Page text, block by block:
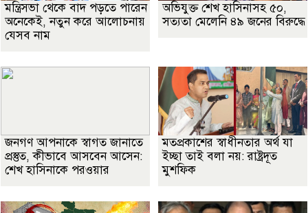
মন্ত্রিসভা থেকে বাদ পড়তে পারেন
অনেকেই, নতুন করে আলোচনায়
যেসব নাম
অভিযুক্ত শেখ হাসিনাসহ ৫০,
সত্যতা মেলেনি ৪৯ জনের বিরুদ্ধে
জনগণ আপনাকে স্বাগত জানাতে
প্রস্তুত, কীভাবে আসবেন আসেন:
শেখ হাসিনাকে পরওয়ার
মতপ্রকাশের স্বাধীনতার অর্থ যা
ইচ্ছা তাই বলা নয়: রাষ্ট্রদূত
মুশফিক